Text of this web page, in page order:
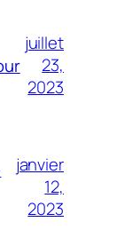
juillet
23,
2023
janvier
12,
2023